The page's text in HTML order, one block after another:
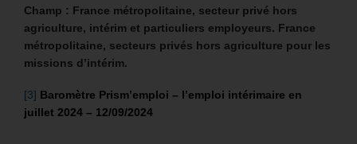
Champ : France métropolitaine, secteur privé hors
agriculture, intérim et particuliers employeurs. France
métropolitaine, secteurs privés hors agriculture pour les
missions d’intérim.
[3] Baromètre Prism’emploi – l’emploi intérimaire en
juillet 2024 – 12/09/2024